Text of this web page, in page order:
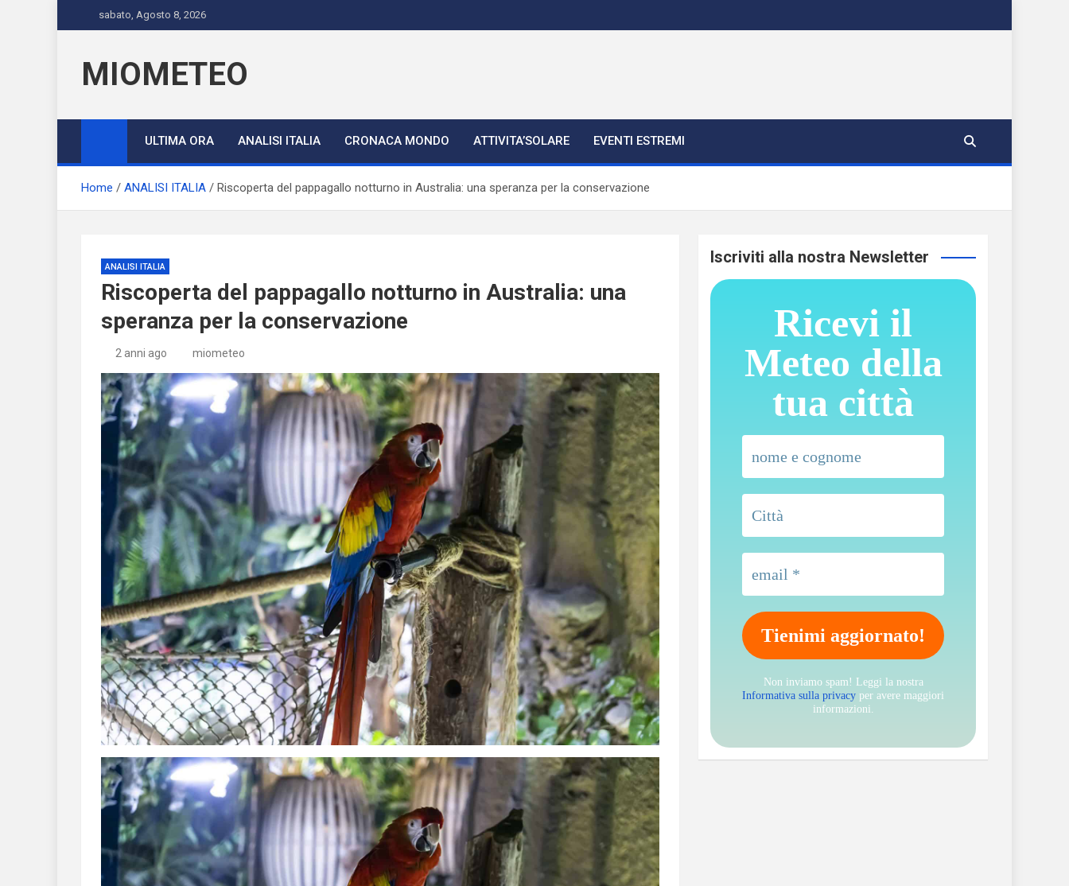
to
sabato, Agosto 8, 2026
MIOMETEO
ULTIMA ORA ANALISI ITALIA CRONACA MONDO ATTIVITA’SOLARE EVENTI ESTREMI
Home ANALISI ITALIA Riscoperta del pappagallo notturno in Australia: una speranza per la conservazione
ANALISI ITALIA
Riscoperta del pappagallo notturno in Australia: una
speranza per la conservazione
2 anni ago miometeo
Iscriviti alla nostra Newsletter
Ricevi il
Meteo della
tua città
Non inviamo spam! Leggi la nostra
Informativa sulla privacy per avere maggiori
informazioni.